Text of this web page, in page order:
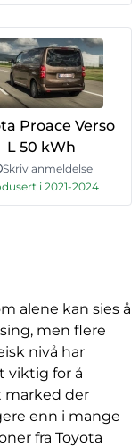
Proace Verso
L 50 kWh
Skriv anmeldelse
i 2021-2024
alene kan sies å
men flere
nivå har
viktig for å
marked der
enn i mange
fra Toyota